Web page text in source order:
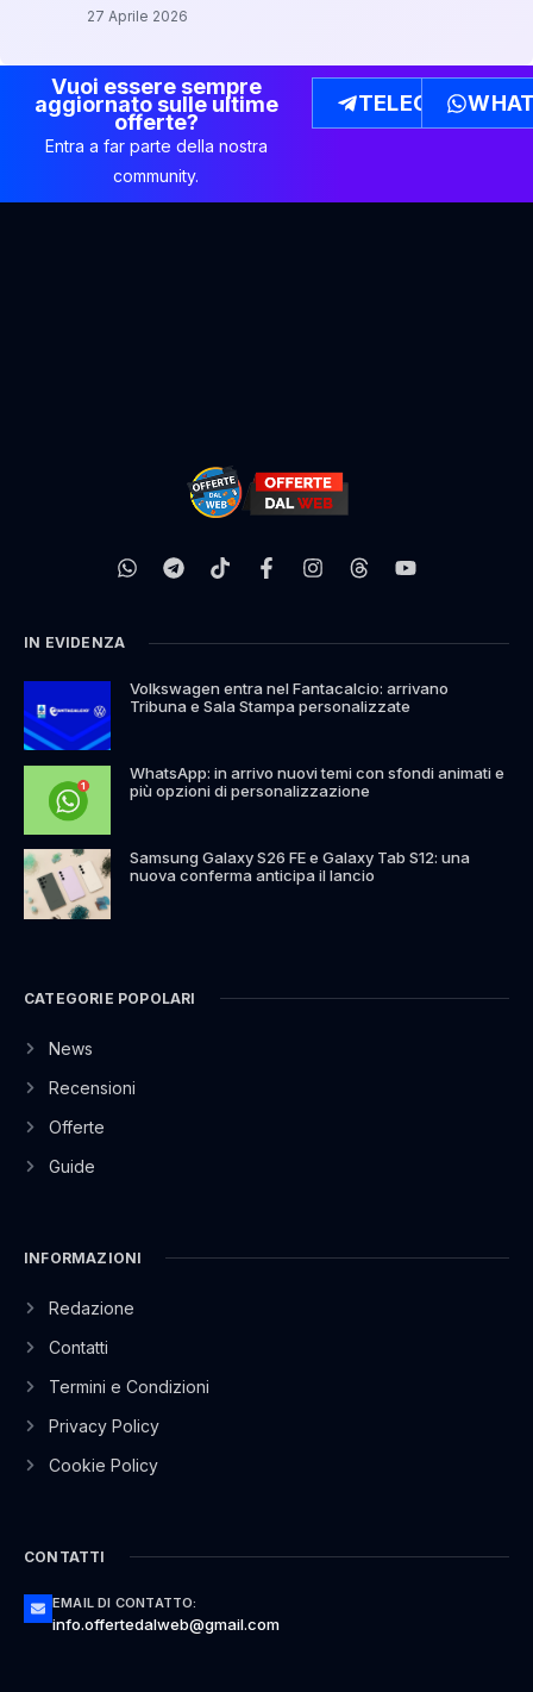
27 Aprile 2026
Vuoi essere sempre
aggiornato sulle ultime
offerte?
Entra a far parte della nostra
community.
TELEGRAM
IN EVIDENZA
Volkswagen entra nel Fantacalcio: arrivano
Tribuna e Sala Stampa personalizzate
WhatsApp: in arrivo nuovi temi con sfondi animati e
più opzioni di personalizzazione
Samsung Galaxy S26 FE e Galaxy Tab S12: una
nuova conferma anticipa il lancio
CATEGORIE POPOLARI
News
Recensioni
Offerte
Guide
INFORMAZIONI
Redazione
Contatti
Termini e Condizioni
Privacy Policy
Cookie Policy
CONTATTI
EMAIL DI CONTATTO:
info.offertedalweb@gmail.com